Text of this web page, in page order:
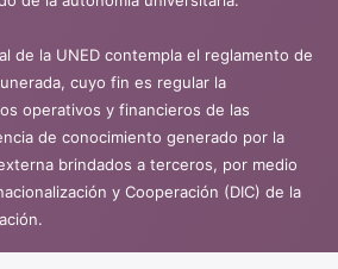
de la UNED contempla el reglamento de
cuyo fin es regular la
operativos y financieros de las
de conocimiento generado por la
brindados a terceros, por medio
y Cooperación (DIC) de la